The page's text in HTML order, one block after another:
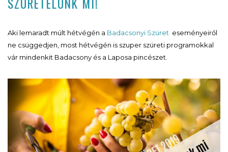
Aki lemaradt múlt hétvégén a Badacsonyi Szüret eseményeiről
ne csüggedjen, most hétvégén is szuper szüreti programokkal
vár mindenkit Badacsony és a Laposa pincészet.